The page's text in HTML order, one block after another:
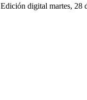
Edición digital martes, 28